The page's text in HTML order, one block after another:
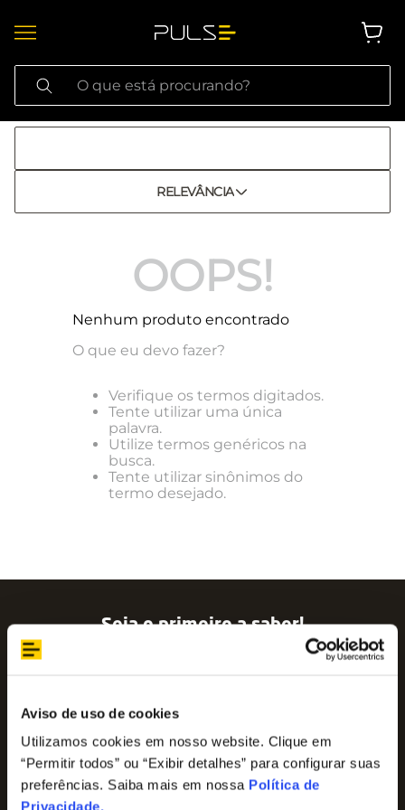
Aviso de uso de cookies
Utilizamos cookies em nosso website. Clique em
“Permitir todos” ou “Exibir detalhes” para configurar suas
preferências. Saiba mais em nossa Política de
Privacidade.
O que está procurando?
RELEVÂNCIA
OOPS!
Nenhum produto encontrado
O que eu devo fazer?
Verifique os termos digitados.
Tente utilizar uma única
palavra.
Utilize termos genéricos na
busca.
Tente utilizar sinônimos do
termo desejado.
Seja o primeiro a saber!
Assine nossa newsletter para ficar por dentro
das últimas tendências e aproveite promoções
Nome
E-mail